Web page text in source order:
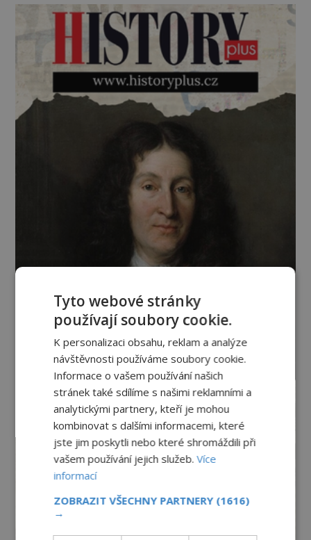
Tyto webové stránky
používají soubory cookie.
K personalizaci obsahu, reklam a analýze
návštěvnosti používáme soubory cookie.
Informace o vašem používání našich
stránek také sdílíme s našimi reklamními a
analytickými partnery, kteří je mohou
kombinovat s dalšími informacemi, které
jste jim poskytli nebo které shromáždili při
vašem používání jejich služeb.Více
informací
ZOBRAZIT VŠECHNY PARTNERY (1616)
→